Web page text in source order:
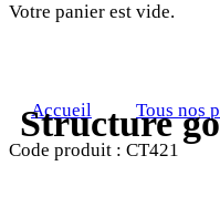
Votre panier est vide.
Accueil Tous nos
Structure
Code produit : CT421